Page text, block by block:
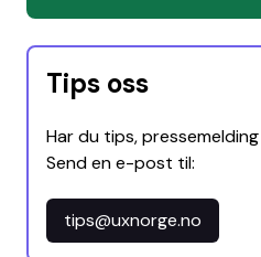
Tips oss
Har du tips,
Send en e-post til:
tips@uxnorge.no